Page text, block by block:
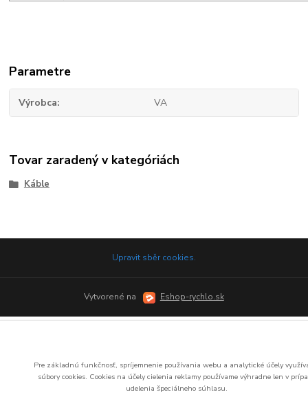
Parametre
Výrobca VA
Tovar zaradený v kategóriách
Káble
Upravit sběr cookies.
Vytvorené na Eshop-rychlo.sk
Pre základnú funkčnosť, spríjemnenie používania webu a analytické účely
súbory cookies. Cookies na účely cielenia reklamy používame výhradne len v
udelenia špeciálneho súhlasu.